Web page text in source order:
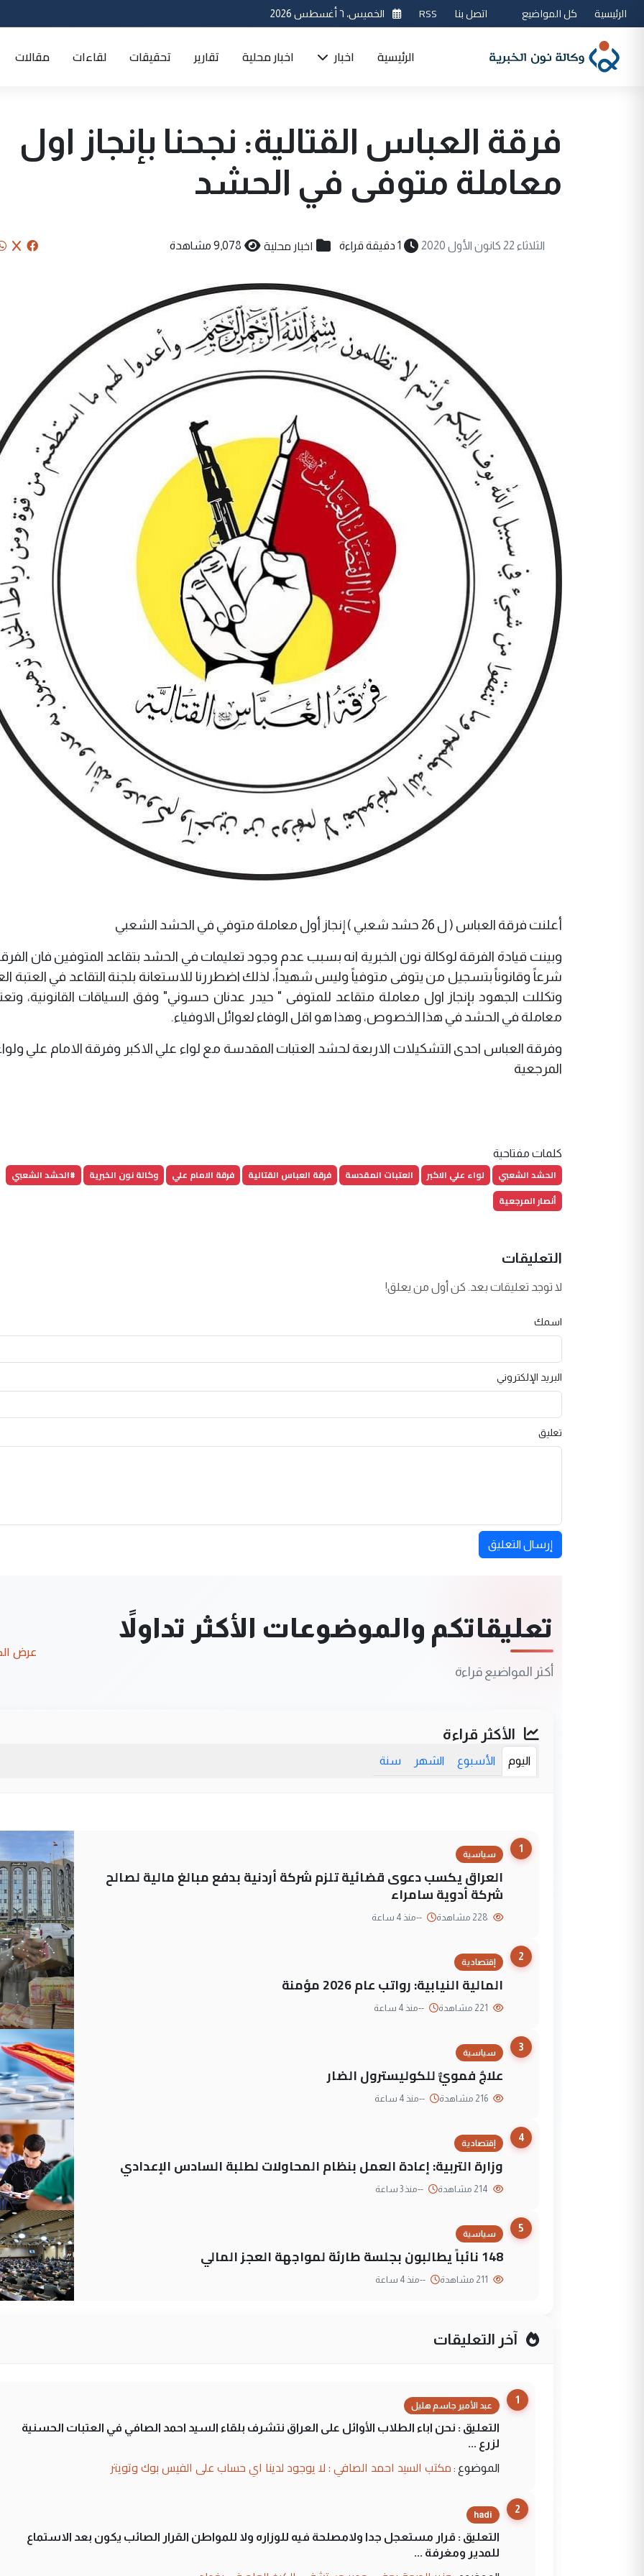
الرئيسية كل المواضيع اتصل بنا RSS الخميس، ٦ أغسطس 2026
الرئيسية اخبار اخبار محلية تقارير تحقيقات لقاءات مقالات
فرقة العباس القتالية: نجحنا بإنجاز اول
معاملة متوفى في الحشد
الثلاثاء 22 كانون الأول 2020 1 دقيقة قراءة اخبار محلية 9,078 مشاهدة
أعلنت فرقة العباس ( ل 26 حشد شعبي ) إنجاز أول معاملة متوفي في الحشد الشعبي
وبينت قيادة الفرقة لوكالة نون الخبرية انه بسبب عدم وجود تعليمات في الحشد بتقاعد المتوفين فان
شرعاً وقانوناً بتسجيل من يتوفى متوفياً وليس شهيداً، لذلك اضطررنا للاستعانة بلجنة التقاعد في العتبة
وتكللت الجهود بإنجاز اول معاملة متقاعد للمتوفى " حيدر عدنان حسوني" وفق السياقات القانونية،
معاملة في الحشد في هذا الخصوص، وهذا هو اقل الوفاء لعوائل الاوفياء.
وفرقة العباس احدى التشكيلات الاربعة لحشد العتبات المقدسة مع لواء علي الاكبر وفرقة الامام علي
المرجعية
كلمات مفتاحية
الحشد الشعبي لواء علي الاكبر العتبات المقدسة فرقة العباس القتالية فرقة الامام علي وكالة نون الخبرية
#الحشد الشعبي
أنصار المرجعية
التعليقات
لا توجد تعليقات بعد. كن أول من يعلق!
اسمك
البريد الإلكتروني
تعليق
إرسال التعليق
تعليقاتكم والموضوعات الأكثر تداولاً
أكثر المواضيع قراءة
عرض
الأكثر قراءة
اليوم الأسبوع الشهر سنة
1
سياسية
العراق يكسب دعوى قضائية تلزم شركة أردنية بدفع مبالغ مالية لصالح
شركة أدوية سامراء
--منذ 4 ساعة
2
إقتصادية
المالية النيابية: رواتب عام 2026 مؤمنة
--منذ 4 ساعة
3
سياسية
علاجٌ فمويٌّ للكوليسترول الضار
--منذ 4 ساعة
4
إقتصادية
وزارة التربية: إعادة العمل بنظام المحاولات لطلبة السادس الإعدادي
--منذ 3 ساعة
5
سياسية
148 نائباً يطالبون بجلسة طارئة لمواجهة العجز المالي
--منذ 4 ساعة
آخر التعليقات
1
عبد الأمير جاسم هليل
التعليق : نحن اباء الطلاب الأوائل على العراق نتشرف بلقاء السيد احمد الصافي في العتبات الحسنية
لزرع ...
الموضوع : مكتب السيد احمد الصافي : لا يوجود لدينا اي حساب على الفيس بوك وتويتر
2
hadi
التعليق : قرار مستعجل جدا ولامصلحة فيه للوزاره ولا للمواطن القرار الصائب يكون بعد الاستماع
للمدير ومغرفة ...